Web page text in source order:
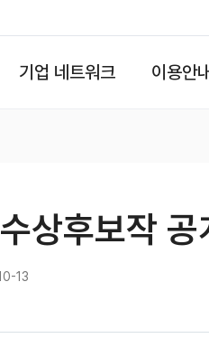
기업 네트워크 이용안내
후보작 공
13